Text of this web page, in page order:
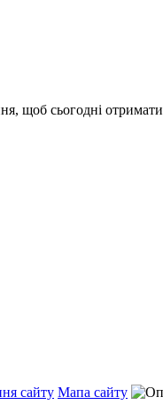
щоб сьогодні
сайту Мапа сайту